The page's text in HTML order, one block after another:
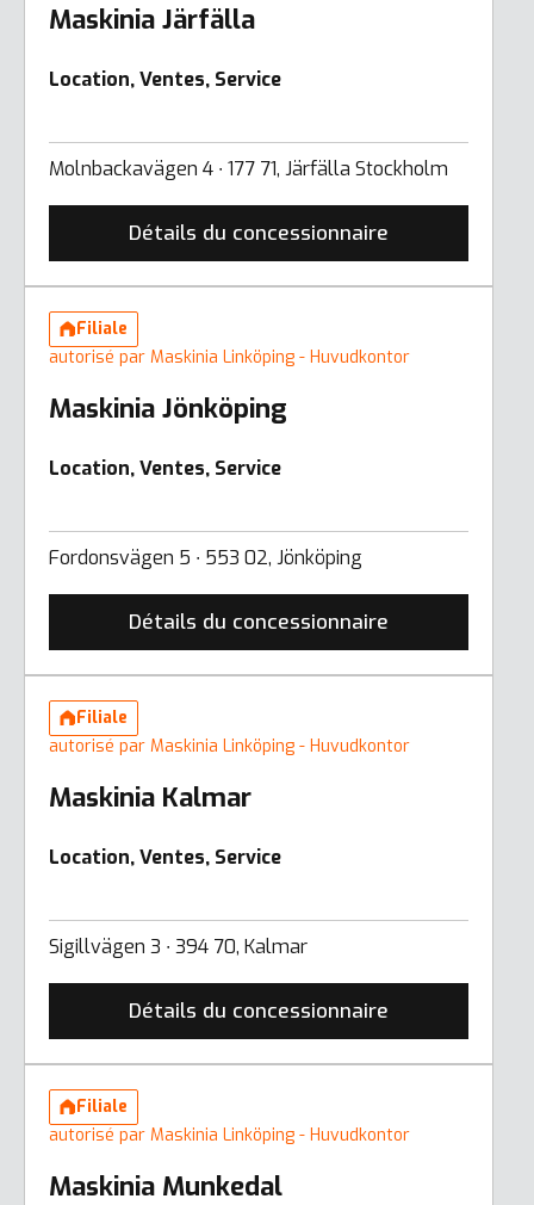
Maskinia Järfälla
Location, Ventes, Service
Molnbackavägen 4 ∙ 177 71, Järfälla Stockholm
Détails du concessionnaire
Filiale
autorisé par Maskinia Linköping - Huvudkontor
Maskinia Jönköping
Location, Ventes, Service
Fordonsvägen 5 ∙ 553 02, Jönköping
Détails du concessionnaire
Filiale
autorisé par Maskinia Linköping - Huvudkontor
Maskinia Kalmar
Location, Ventes, Service
Sigillvägen 3 ∙ 394 70, Kalmar
Détails du concessionnaire
Filiale
autorisé par Maskinia Linköping - Huvudkontor
Maskinia Munkedal